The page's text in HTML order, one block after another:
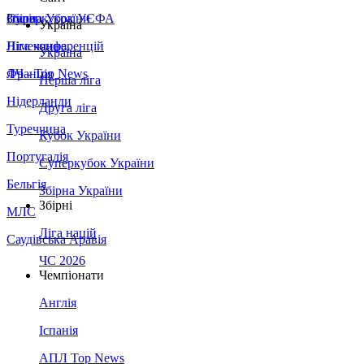
Збірна України
Італія
Німеччина
Франція
Нідерланди
Туреччина
Португалія
Бельгія
МЛС
Саудівська Аравія
Суперкубок УЄФА
Ліга конференцій
ЛЧ - Top News
Україна
Україна
Перша ліга
Друга ліга
Кубок України
Суперкубок України
Збірна України
Збірні
Ліга націй
ЧС 2026
Чемпіонати
Англія
Іспанія
АПЛ Top News